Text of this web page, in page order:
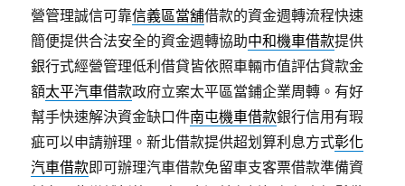
營管理誠信可靠信義區當舖借款的資金週轉流程快速
簡便提供合法安全的資金週轉協助中和機車借款提供
銀行式經營管理低利借貸皆依照車輛市值評估貸款金
額太平汽車借款政府立案太平區當鋪企業周轉。有好
幫手快速解決資金缺口件南屯機車借款銀行信用有瑕
疵可以申請辦理。新北借款提供超划算利息方式彰化
汽車借款即可辦理汽車借款免留車支客票借款準備資